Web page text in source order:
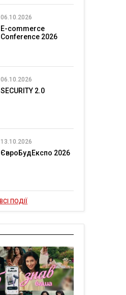
06.10.2026
E-commerce
Conference 2026
06.10.2026
SECURITY 2.0
13.10.2026
ЄвроБудЕкспо 2026
ВСІ ПОДІЇ